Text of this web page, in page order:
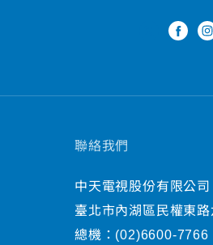
聯絡我們
中天電視股份有限公司
臺北市內湖區民權東
總機： (02)6600-7766